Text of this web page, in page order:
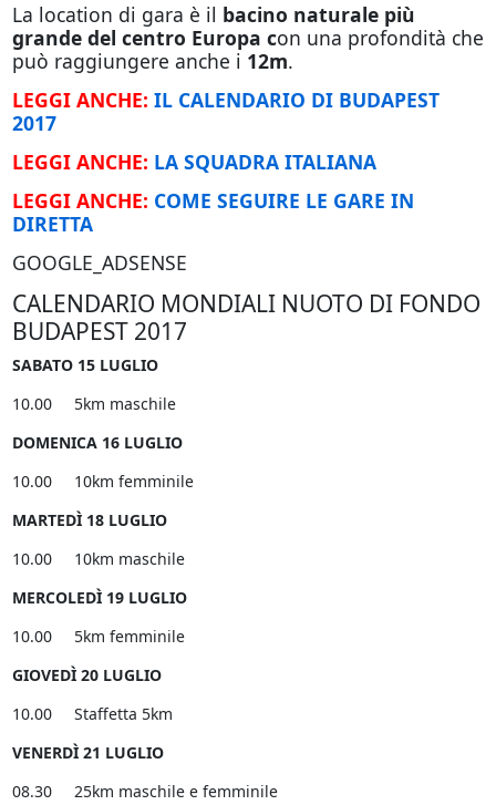
La location di gara è il bacino naturale più
grande del centro Europa con una profondità che
può raggiungere anche i 12m.
LEGGI ANCHE: IL CALENDARIO DI BUDAPEST
2017
LEGGI ANCHE: LA SQUADRA ITALIANA
LEGGI ANCHE: COME SEGUIRE LE GARE IN
DIRETTA
GOOGLE_ADSENSE
CALENDARIO MONDIALI NUOTO DI FONDO
BUDAPEST 2017
SABATO 15 LUGLIO
10.00 5km maschile
DOMENICA 16 LUGLIO
10.00 10km femminile
MARTEDÌ 18 LUGLIO
10.00 10km maschile
MERCOLEDÌ 19 LUGLIO
10.00 5km femminile
GIOVEDÌ 20 LUGLIO
10.00 Staffetta 5km
VENERDÌ 21 LUGLIO
08.30 25km maschile e femminile